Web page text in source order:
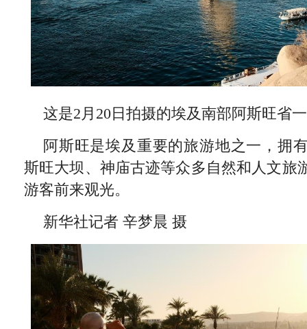
这是2月20日拍摄的埃及南部阿斯旺省
阿斯旺是埃及重要的旅游地之一，拥
斯旺大坝、神庙古迹等众多自然和人文旅
游客前来观光。
新华社记者 辛梦晨 摄